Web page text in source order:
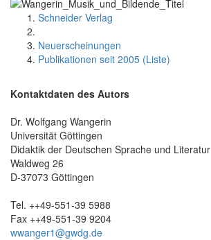
Schneider Verlag
Neuerscheinungen
Publikationen seit 2005 (Liste)
Kontaktdaten des Autors
Dr. Wolfgang Wangerin
Universität Göttingen
Didaktik der Deutschen Sprache und Literatur
Waldweg 26
D-37073 Göttingen
Tel. ++49-551-39 5988
Fax ++49-551-39 9204
wwanger1@gwdg.de